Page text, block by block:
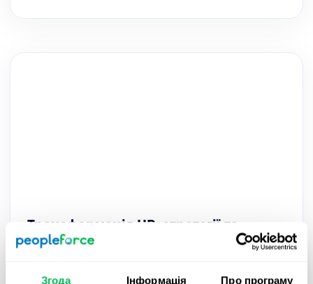
Згода Інформація Про програму
Трансформація HR-стратегії та
процесів в AWT Bavaria – з